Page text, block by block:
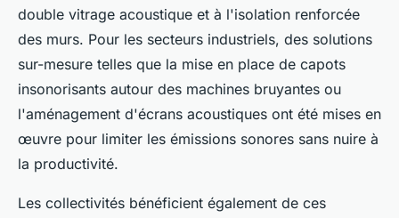
double vitrage acoustique et à l'isolation renforcée
des murs. Pour les secteurs industriels, des solutions
sur-mesure telles que la mise en place de capots
insonorisants autour des machines bruyantes ou
l'aménagement d'écrans acoustiques ont été mises en
œuvre pour limiter les émissions sonores sans nuire à
la productivité.
Les collectivités bénéficient également de ces